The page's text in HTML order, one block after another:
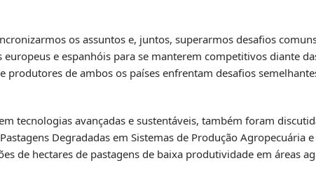
os assuntos e, juntos, superarmos desafios
e espanhóis para se manterem competitivos diante
produtores de ambos os países enfrentam desafios
tecnologias avançadas e sustentáveis, também foram
Degradadas em Sistemas de Produção Agropecuária e
de hectares de pastagens de baixa produtividade em áreas